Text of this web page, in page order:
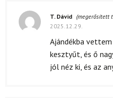
T. Dávid (megerősített
2025.12.29.
Ajándékba
kesztyűt, és ő
jól néz ki, és az